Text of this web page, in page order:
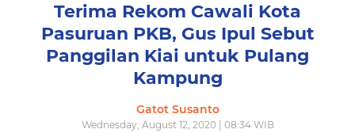
Terima Rekom Cawali Kota
Pasuruan PKB, Gus Ipul Sebut
Panggilan Kiai untuk Pulang
Kampung
Gatot Susanto
Wednesday, August 12, 2020 | 08:34 WIB